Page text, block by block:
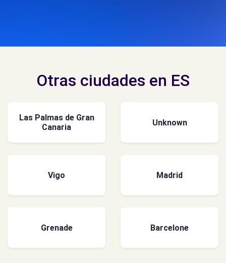
Otras ciudades en ES
Las Palmas de Gran
Canaria
Unknown
Vigo Madrid
Grenade Barcelone